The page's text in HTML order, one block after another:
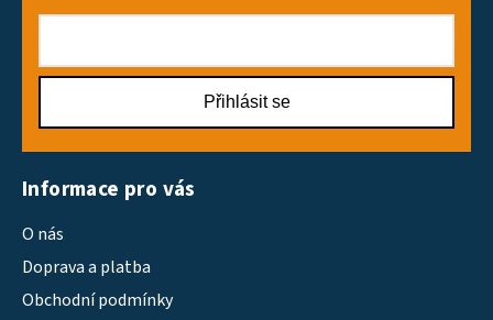
Přihlásit se
Informace pro vás
O nás
Doprava a platba
Obchodní podmínky